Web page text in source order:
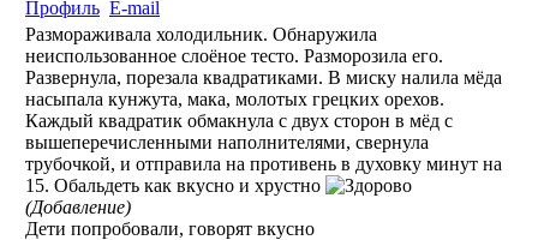
Профиль E-mail
Размораживала холодильник. Обнаружила
неиспользованное слоёное тесто. Разморозила его.
Развернула, порезала квадратиками. В миску налила мёда
насыпала кунжута, мака, молотых грецких орехов.
Каждый квадратик обмакнула с двух сторон в мёд с
вышеперечисленными наполнителями, свернула
трубочкой, и отправила на противень в духовку минут на
15. Обальдеть как вкусно и хрустно
(Добавление)
Дети попробовали, говорят вкусно